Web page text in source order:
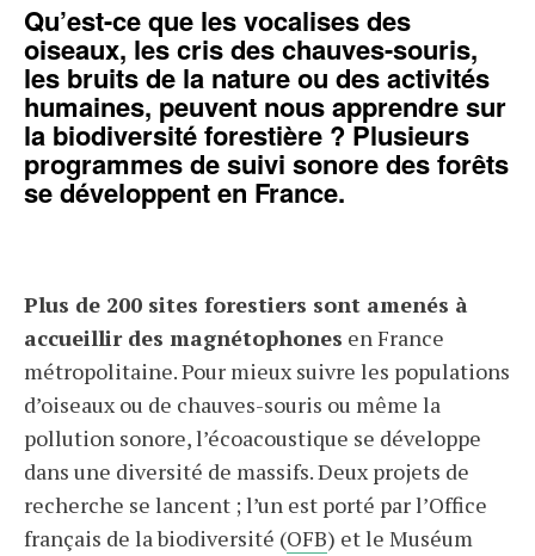
Qu’est-ce que les vocalises des
oiseaux, les cris des chauves-souris,
les bruits de la nature ou des activités
humaines, peuvent nous apprendre sur
la biodiversité forestière ? Plusieurs
programmes de suivi sonore des forêts
se développent en France.
Plus de 200 sites forestiers sont amenés à
accueillir des magnétophones en France
métropolitaine. Pour mieux suivre les populations
d’oiseaux ou de chauves-souris ou même la
pollution sonore, l’écoacoustique se développe
dans une diversité de massifs. Deux projets de
recherche se lancent ; l’un est porté par l’Office
français de la biodiversité (OFB) et le Muséum